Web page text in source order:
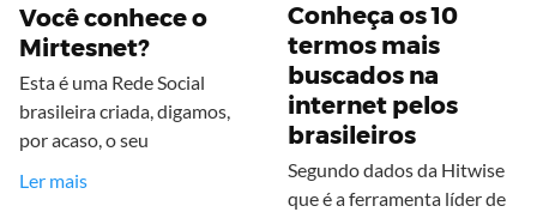
Você conhece o
Mirtesnet?
Esta é uma Rede Social
brasileira criada, digamos,
por acaso, o seu
Ler mais
Conheça os 10
termos mais
buscados na
internet pelos
brasileiros
Segundo dados da Hitwise
que é a ferramenta líder de